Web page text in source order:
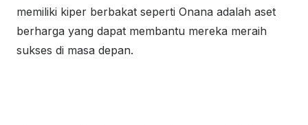
memiliki kiper berbakat seperti Onana adalah aset
berharga yang dapat membantu mereka meraih
sukses di masa depan.